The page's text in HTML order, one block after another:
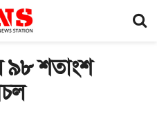
৯৮ শতাংশ